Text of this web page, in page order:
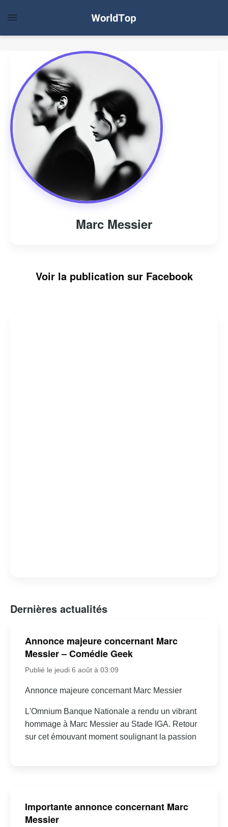
Marc Messier
Voir la publication sur Facebook
Dernières actualités
Annonce majeure concernant Marc
Messier – Comédie Geek
Publié le jeudi 6 août à 03:09
Annonce majeure concernant Marc Messier
L'Omnium Banque Nationale a rendu un vibrant
hommage à Marc Messier au Stade IGA. Retour
sur cet émouvant moment soulignant la passion
Importante annonce concernant Marc
Messier